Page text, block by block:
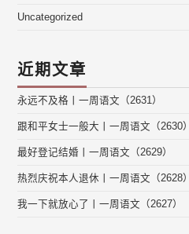
Uncategorized
近期文章
永远不及格丨一周语文（2631）
跟和平女士一般大丨一周语文（2630）
最好登记结婚丨一周语文（2629）
热烈庆祝本人退休丨一周语文（2628）
我一下就放心了丨一周语文（2627）